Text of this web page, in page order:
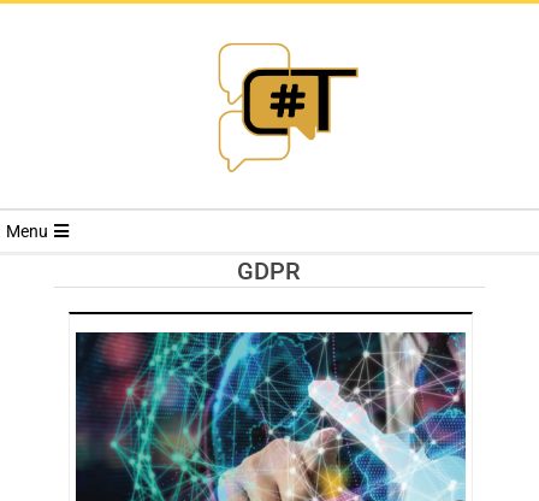
RIVISTA
TRENDS
Menu
GDPR